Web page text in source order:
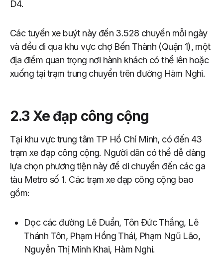
D4.
Các tuyến xe buýt này đến 3.528 chuyến mỗi ngày
và đều đi qua khu vực chợ Bến Thành (Quận 1), một
địa điểm quan trọng nơi hành khách có thể lên hoặc
xuống tại trạm trung chuyển trên đường Hàm Nghi.
2.3 Xe đạp công cộng
Tại khu vực trung tâm TP Hồ Chí Minh, có đến 43
trạm xe đạp công cộng. Người dân có thể dễ dàng
lựa chọn phương tiện này để di chuyển đến các ga
tàu Metro số 1. Các trạm xe đạp công cộng bao
gồm:
Dọc các đường Lê Duẩn, Tôn Đức Thắng, Lê
Thánh Tôn, Phạm Hồng Thái, Phạm Ngũ Lão,
Nguyễn Thị Minh Khai, Hàm Nghi.